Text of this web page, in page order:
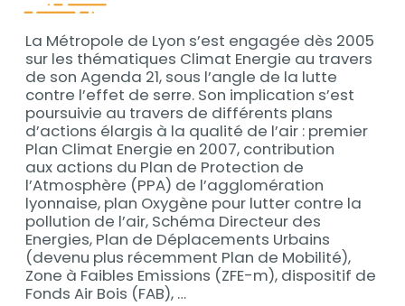
La Métropole de Lyon s’est engagée dès 2005
sur les thématiques Climat Energie au travers
de son Agenda 21, sous l’angle de la lutte
contre l’effet de serre. Son implication s’est
poursuivie au travers de différents plans
d’actions élargis à la qualité de l’air : premier
Plan Climat Energie en 2007, contribution
aux actions du Plan de Protection de
l’Atmosphère (PPA) de l’agglomération
lyonnaise, plan Oxygène pour lutter contre la
pollution de l’air, Schéma Directeur des
Energies, Plan de Déplacements Urbains
(devenu plus récemment Plan de Mobilité),
Zone à Faibles Emissions (ZFE-m), dispositif de
Fonds Air Bois (FAB), …